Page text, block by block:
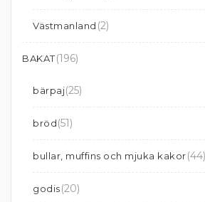
Västmanland (2)
BAKAT(196)
bärpaj(25)
bröd(51)
bullar, muffins och mjuka kakor(44)
godis(20)